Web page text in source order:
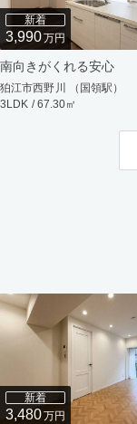
新着
3,990万円
南向きがくれる安心
狛江市西野川 （国領駅）
3LDK / 67.30㎡
新着
3,480万円